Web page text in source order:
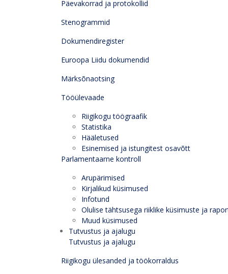
Päevakorrad ja protokollid
Stenogrammid
Dokumendiregister
Euroopa Liidu dokumendid
Märksõnaotsing
Tööülevaade
Riigikogu töögraafik
Statistika
Hääletused
Esinemised ja istungitest osavõtt
Parlamentaarne kontroll
Arupärimised
Kirjalikud küsimused
Infotund
Olulise tähtsusega riiklike küsimuste ja
Muud küsimused
Tutvustus ja ajalugu
Tutvustus ja ajalugu
Riigikogu ülesanded ja töökorraldus